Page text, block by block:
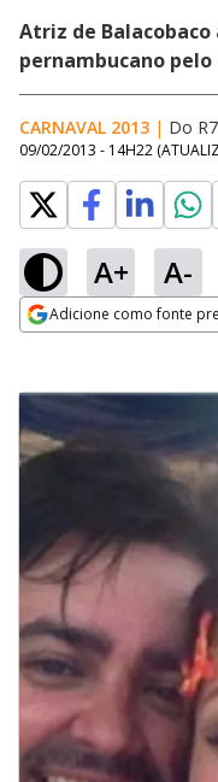
Atriz de
pernambucano
CARNAVAL 2013 | Do R7
09/02/2013 - 14H22
A+ A-
Adicione como fonte